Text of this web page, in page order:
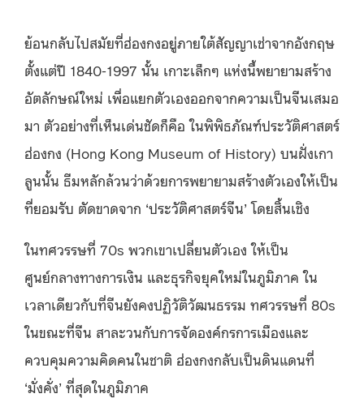
ย้อนกลับไปสมัยที่ฮ่องกงอยู่ภายใต้สัญญาเช่าจากอังกฤษ
ตั้งแต่ปี 1840-1997 นั้น เกาะเล็กๆ แห่งนี้พยายามสร้าง
อัตลักษณ์ใหม่ เพื่อแยกตัวเองออกจากความเป็นจีนเสมอ
มา ตัวอย่างที่เห็นเด่นชัดก็คือ ในพิพิธภัณฑ์ประวัติศาสตร์
ฮ่องกง (Hong Kong Museum of History) บนฝั่งเกา
ลูนนั้น ธีมหลักล้วนว่าด้วยการพยายามสร้างตัวเองให้เป็น
ที่ยอมรับ ตัดขาดจาก ‘ประวัติศาสตร์จีน’ โดยสิ้นเชิง
ในทศวรรษที่ 70s พวกเขาเปลี่ยนตัวเอง ให้เป็น
ศูนย์กลางทางการเงิน และธุรกิจยุคใหม่ในภูมิภาค ใน
เวลาเดียวกับที่จีนยังคงปฏิวัติวัฒนธรรม ทศวรรษที่ 80s
ในขณะที่จีน สาละวนกับการจัดองค์กรการเมืองและ
ควบคุมความคิดคนในชาติ ฮ่องกงกลับเป็นดินแดนที่
‘มั่งคั่ง’ ที่สุดในภูมิภาค